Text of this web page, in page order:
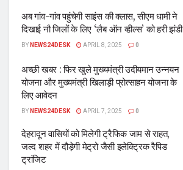
अब गांव-गांव पहुंचेगी साइंस की क्लास, सीएम धामी ने
दिखाई नौ जिलों के लिए ‘लैब ऑन व्हील्स’ को हरी झंडी
BYNEWS24DESK APRIL 8, 2025 0
अच्छी खबर : फिर खुले मुख्यमंत्री उदीयमान उन्नयन
योजना और मुख्यमंत्री खिलाड़ी प्रोत्साहन योजना के
लिए आवेदन
BYNEWS24DESK APRIL 7, 2025 0
देहरादून वासियों को मिलेगी ट्रैफिक जाम से राहत,
जल्द शहर में दौड़ेगी मेट्रो जैसी इलेक्ट्रिक रैपिड
ट्रांजिट